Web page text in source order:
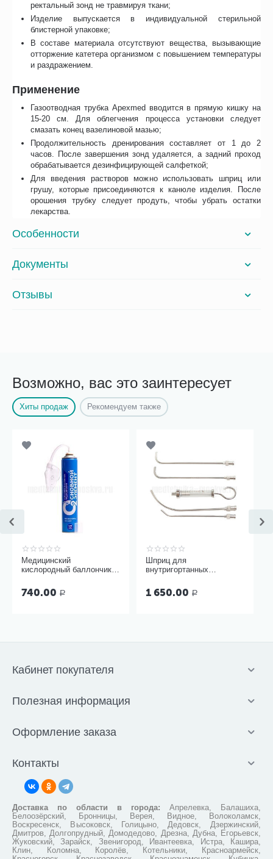
ректальный зонд не травмируя ткани;
Изделие выпускается в индивидуальной стерильной
блистерной упаковке;
В составе материала отсутствуют вещества, вызывающие
отторжение катетера организмом с повышением температуры
и раздражением.
Применение
Газоотводная трубка Apexmed вводится в прямую кишку на
15-20 см. Для облегчения процесса установки следует
смазать конец вазелиновой мазью;
Продолжительность дренирования составляет от 1 до 2
часов. После завершения зонд удаляется, а задний проход
обрабатывается дезинфицирующей салфеткой;
Для введения растворов можно использовать шприц или
грушу, которые присоединяются к канюле изделия. После
орошения трубку следует продуть, чтобы убрать остатки
лекарства.
Особенности
Документы
Отзывы
Возможно, вас это заинтересует
Хиты продаж Рекомендуем также
Медицинский
кислородный баллончик
литров с мягкой маской
740.00 Р
Шприц для
внутригортанных
миндалин, 5 мл Ш-14-5
1 650.00 Р
Кабинет покупателя
Полезная информация
Оформление заказа
Контакты
Доставка по области в города: Апрелевка, Балашиха,
Белоозёрский, Бронницы, Верея, Видное, Волоколамск,
Воскресенск, Высоковск, Голицыно, Дедовск, Дзержинский,
Дмитров, Долгопрудный, Домодедово, Дрезна, Дубна, Егорьевск,
Жуковский, Зарайск, Звенигород, Ивантеевка, Истра, Кашира,
Клин, Коломна, Королёв, Котельники, Красноармейск,